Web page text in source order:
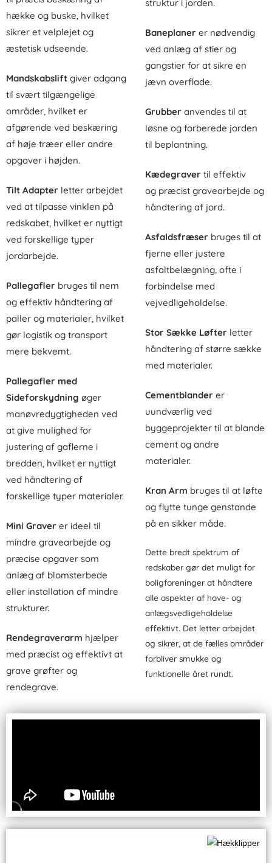
hække og buske, hvilket
sikrer et velplejet og
æstetisk udseende.
Mandskabslift giver adgang
til svært tilgængelige
områder, hvilket er
afgørende ved beskæring
af høje træer eller andre
opgaver i højden.
Tilt Adapter letter arbejdet
ved at tilpasse vinklen på
redskabet, hvilket er nyttigt
ved forskellige typer
jordarbejde.
Pallegafler bruges til nem
og effektiv håndtering af
paller og materialer, hvilket
gør logistik og transport
mere bekvemt.
Pallegafler med
Sideforskydning øger
manøvredygtigheden ved
at give mulighed for
justering af gaflerne i
bredden, hvilket er nyttigt
ved håndtering af
forskellige typer materialer.
Mini Graver er ideel til
mindre gravearbejde og
præcise opgaver som
anlæg af blomsterbede
eller installation af mindre
strukturer.
Rendegraverarm hjælper
med præcist og effektivt at
grave grøfter og
rendegrave.
struktur i jorden.
Baneplaner er nødvendig
ved anlæg af stier og
gangstier for at sikre en
jævn overflade.
Grubber anvendes til at
løsne og forberede jorden
til beplantning.
Kædegraver til effektiv
og præcist gravearbejde og
håndtering af jord.
Asfaldsfræser bruges til at
fjerne eller justere
asfaltbelægning, ofte i
forbindelse med
vejvedligeholdelse.
Stor Sække Løfter letter
håndtering af større sække
med materialer.
Cementblander er
uundværlig ved
byggeprojekter til at blande
cement og andre
materialer.
Kran Arm bruges til at løfte
og flytte tunge genstande
på en sikker måde.
Dette bredt spektrum af
redskaber gør det muligt for
boligforeninger at håndtere
alle aspekter af have- og
anlægsvedligeholdelse
effektivt. Det letter arbejdet
og sikrer, at de fælles områder
forbliver smukke og
funktionelle året rundt.